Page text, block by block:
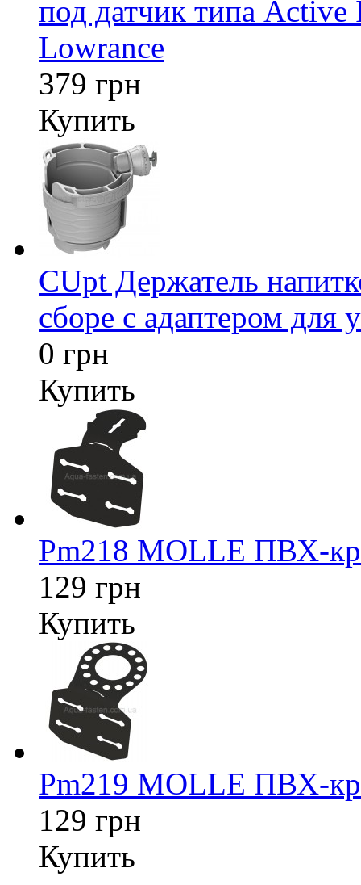
под датчик типа Active
Lowrance
379 грн
Купить
CUpt Держатель
сборе с адаптером для
0 грн
Купить
Pm218 MOLLE ПВХ-
129 грн
Купить
Pm219 MOLLE ПВХ-
129 грн
Купить